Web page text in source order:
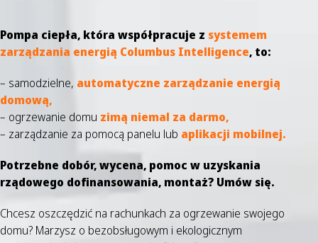
Pompa ciepła, która współpracuje z systemem
zarządzania energią Columbus Intelligence, to:
– samodzielne, automatyczne zarządzanie energią
domową,
– ogrzewanie domu zimą niemal za darmo,
– zarządzanie za pomocą panelu lub aplikacji mobilnej.
Potrzebne dobór, wycena, pomoc w uzyskania
rządowego dofinansowania, montaż? Umów się.
Chcesz oszczędzić na rachunkach za ogrzewanie swojego
domu? Marzysz o bezobsługowym i ekologicznym